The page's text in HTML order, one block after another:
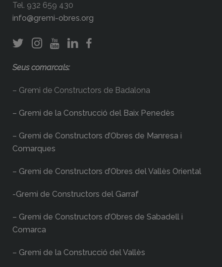
Tel. 932 659 430
info@gremi-obres.org
Seus comarcals:
– Gremi de Constructors de Badalona
– Gremi de la Construcció del Baix Penedès
– Gremi de Constructors d’Obres de Manresa i
Comarques
– Gremi de Constructors d’Obres del Vallès Oriental
-Gremi de Constructors del Garraf
– Gremi de Constructors d’Obres de Sabadell i
Comarca
– Gremi de la Construcció del Vallès